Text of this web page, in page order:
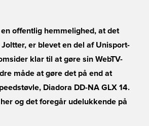
offentlig hemmelighed, at det
er blevet en del af Unisport-
klar til at gøre sin WebTV-
måde at gøre det på end at
Diadora DD-NA GLX 14.
og det foregår udelukkende på